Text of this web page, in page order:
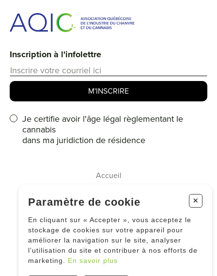
Inscription à l'infolettre
Je certifie avoir l'âge légal règlementant le
cannabis
dans ma juridiction de résidence
Accueil
À propos
Le cannabis
Le chanvre industriel
Actualités
Paramètre de cookie +
En cliquant sur « Accepter », vous acceptez le
stockage de cookies sur votre appareil pour
améliorer la navigation sur le site, analyser
l’utilisation du site et contribuer à nos efforts de
marketing. En savoir plus